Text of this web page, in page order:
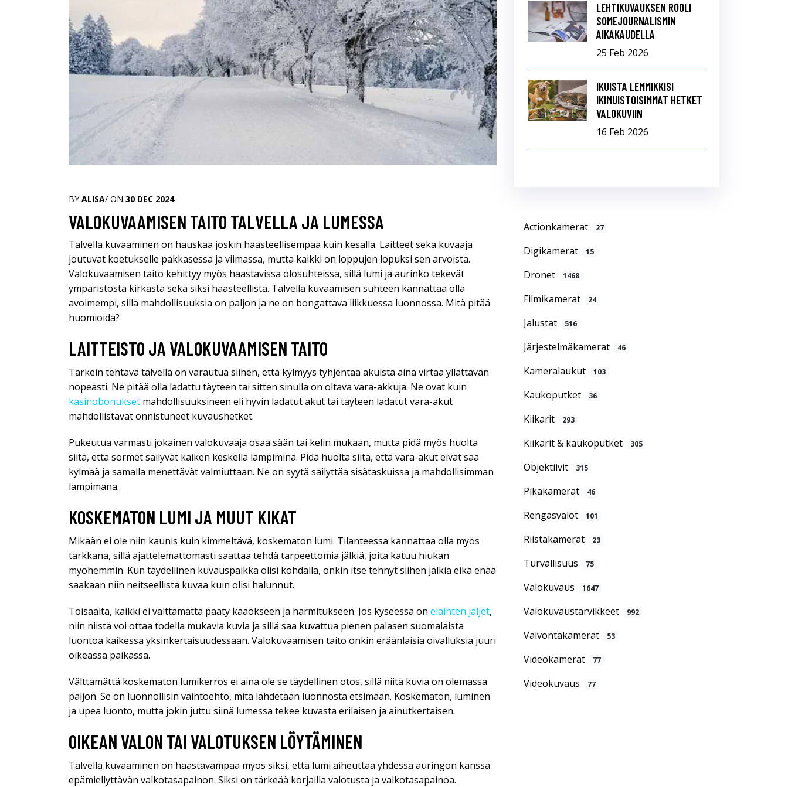
BYALISA/ ON 30 DEC 2024
VALOKUVAAMISEN TAITO TALVELLA JA LUMESSA
Talvella kuvaaminen on hauskaa joskin haasteellisempaa kuin kesällä. Laitteet sekä kuvaaja
joutuvat koetukselle pakkasessa ja viimassa, mutta kaikki on loppujen lopuksi sen arvoista.
Valokuvaamisen taito kehittyy myös haastavissa olosuhteissa, sillä lumi ja aurinko tekevät
ympäristöstä kirkasta sekä siksi haasteellista. Talvella kuvaamisen suhteen kannattaa olla
avoimempi, sillä mahdollisuuksia on paljon ja ne on bongattava liikkuessa luonnossa. Mitä pitää
huomioida?
LAITTEISTO JA VALOKUVAAMISEN TAITO
Tärkein tehtävä talvella on varautua siihen, että kylmyys tyhjentää akuista aina virtaa yllättävän
nopeasti. Ne pitää olla ladattu täyteen tai sitten sinulla on oltava vara-akkuja. Ne ovat kuin
kasinobonukset mahdollisuuksineen eli hyvin ladatut akut tai täyteen ladatut vara-akut
mahdollistavat onnistuneet kuvaushetket.
Pukeutua varmasti jokainen valokuvaaja osaa sään tai kelin mukaan, mutta pidä myös huolta
siitä, että sormet säilyvät kaiken keskellä lämpiminä. Pidä huolta siitä, että vara-akut eivät saa
kylmää ja samalla menettävät valmiuttaan. Ne on syytä säilyttää sisätaskuissa ja mahdollisimman
lämpimänä.
KOSKEMATON LUMI JA MUUT KIKAT
Mikään ei ole niin kaunis kuin kimmeltävä, koskematon lumi. Tilanteessa kannattaa olla myös
tarkkana, sillä ajattelemattomasti saattaa tehdä tarpeettomia jälkiä, joita katuu hiukan
myöhemmin. Kun täydellinen kuvauspaikka olisi kohdalla, onkin itse tehnyt siihen jälkiä eikä enää
saakaan niin neitseellistä kuvaa kuin olisi halunnut.
Toisaalta, kaikki ei välttämättä pääty kaaokseen ja harmitukseen. Jos kyseessä on eläinten jäljet,
niin niistä voi ottaa todella mukavia kuvia ja sillä saa kuvattua pienen palasen suomalaista
luontoa kaikessa yksinkertaisuudessaan. Valokuvaamisen taito onkin eräänlaisia oivalluksia juuri
oikeassa paikassa.
Välttämättä koskematon lumikerros ei aina ole se täydellinen otos, sillä niitä kuvia on olemassa
paljon. Se on luonnollisin vaihtoehto, mitä lähdetään luonnosta etsimään. Koskematon, luminen
ja upea luonto, mutta jokin juttu siinä lumessa tekee kuvasta erilaisen ja ainutkertaisen.
OIKEAN VALON TAI VALOTUKSEN LÖYTÄMINEN
Talvella kuvaaminen on haastavampaa myös siksi, että lumi aiheuttaa yhdessä auringon kanssa
epämiellyttävän valkotasapainon. Siksi on tärkeää korjailla valotusta ja valkotasapainoa.
LEHTIKUVAUKSEN ROOLI
SOMEJOURNALISMIN
AIKAKAUDELLA
25 Feb 2026
IKUISTA LEMMIKKISI
IKIMUISTOISIMMAT HETKET
VALOKUVIIN
16 Feb 2026
Actionkamerat 27
Digikamerat 15
Dronet 1468
Filmikamerat 24
Jalustat 516
Järjestelmäkamerat 46
Kameralaukut 103
Kaukoputket 36
Kiikarit 293
Kiikarit & kaukoputket 305
Objektiivit 315
Pikakamerat 46
Rengasvalot 101
Riistakamerat 23
Turvallisuus 75
Valokuvaus 1647
Valokuvaustarvikkeet 992
Valvontakamerat 53
Videokamerat 77
Videokuvaus 77